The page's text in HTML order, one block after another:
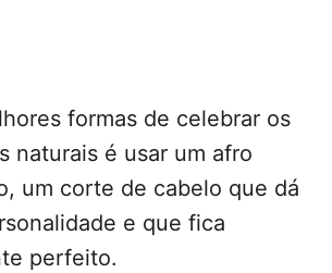
formas de celebrar os
naturais é usar um afro
um corte de cabelo que dá
e que fica
perfeito.